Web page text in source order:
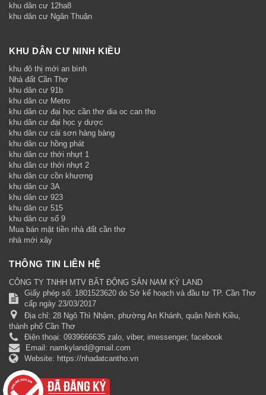
khu dân cư 12ha8
khu dân cư Ngân Thuận
KHU DÂN CƯ NINH KIỀU
khu đô thị mới an bình
Nhà đất Cần Thơ
khu dân cư 91b
khu dân cư Metro
khu dân cư đại học cần thơ dia oc can tho
khu dân cư đại học y dược
khu dân cư cái sơn hàng bàng
khu dân cư hồng phát
khu dân cư thới nhựt 1
khu dân cư thới nhựt 2
khu dân cư cồn khương
khu dân cư 3A
khu dân cư 923
khu dân cư 515
khu dân cư số 9
Mua bán mặt tiền nhà đất cần thơ
nhà mới xây
THÔNG TIN LIÊN HỆ
CÔNG TY TNHH MTV BẤT ĐỘNG SẢN NAM KỲ LAND
Giấy phép số: 1801523620 do Sở kế hoạch và đầu tư TP. Cần Thơ
cấp ngày 23/03/2017
Địa chỉ: 28 Ngô Thì Nhậm, phường An Khánh, quận Ninh Kiều,
thành phố Cần Thơ
Điện thoại: 0939666635 zalo, viber, imessenger, facebook
Email: namkyland@gmail.com
Website: https://nhadatcantho.vn